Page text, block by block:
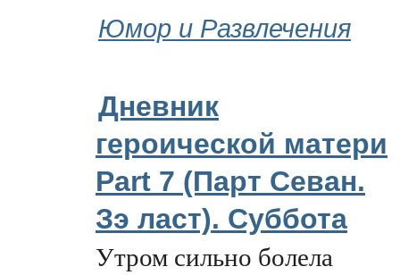
Юмор и Развлечения
Дневник
героической матери
Part 7 (Парт Севан.
Зэ ласт). Суббота
Утром сильно болела